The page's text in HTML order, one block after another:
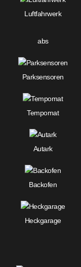
Luftfahrwerk
abs
Parksensoren
Tempomat
Autark
Backofen
Heckgarage